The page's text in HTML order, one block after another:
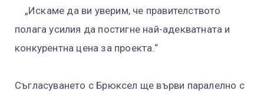
„Искаме да ви уверим, че правителството
полага усилия да постигне най-адекватната и
конкурентна цена за проекта.“
Съгласуването с Брюксел ще върви паралелно с